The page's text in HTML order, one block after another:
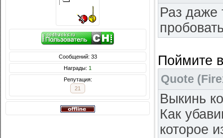
Сообщений: 33
Награды: 1
Репутация:
21
Раз даже
Поймите
Quote (
Выкинь
Как
которое